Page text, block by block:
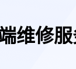
维修